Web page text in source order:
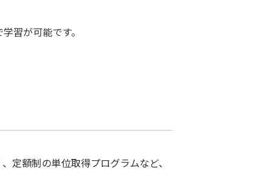
習が可能です。
定額制の単位取得プログラムなど、